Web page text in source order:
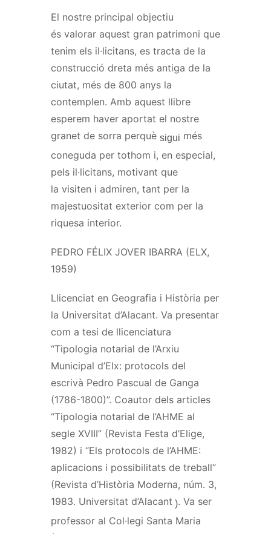
El nostre principal objectiu
és valorar aquest gran patrimoni que
tenim els il·licitans, es tracta de la
construcció dreta més antiga de la
ciutat, més de 800 anys la
contemplen. Amb aquest llibre
esperem haver aportat el nostre
granet de sorra perquè sigui més
coneguda per tothom i, en especial,
pels il·licitans, motivant que
la visiten i admiren, tant per la
majestuositat exterior com per la
riquesa interior.
PEDRO FÉLIX JOVER IBARRA (ELX,
1959)
Llicenciat en Geografia i Història per
la Universitat d’Alacant. Va presentar
com a tesi de llicenciatura
“Tipologia notarial de l’Arxiu
Municipal d’Elx: protocols del
escrivà Pedro Pascual de Ganga
(1786-1800)”. Coautor dels articles
“Tipologia notarial de l’AHME al
segle XVIII” (Revista Festa d’Elige,
1982) i “Els protocols de l’AHME:
aplicacions i possibilitats de treball”
(Revista d’Història Moderna, núm. 3,
1983. Universitat d’Alacant ). Va ser
professor al Col·legi Santa Maria